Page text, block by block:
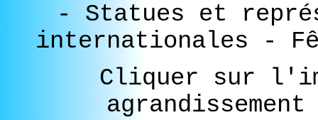
- Statues et
internationales -
Cliquer sur